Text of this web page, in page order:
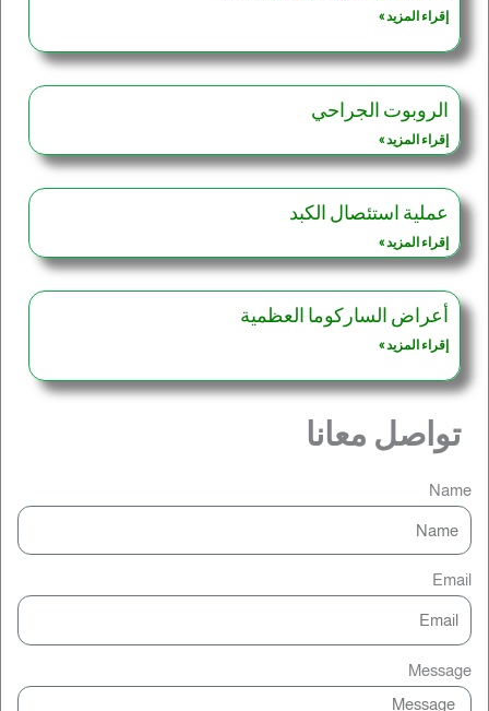
إقراء المزيد »
الروبوت الجراحي
إقراء المزيد »
عملية استئصال الكبد
إقراء المزيد »
أعراض الساركوما العظمية
إقراء المزيد »
تواصل معانا
Name
Email
Message